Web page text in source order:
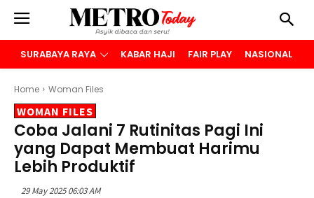
SURABAYA RAYA KABAR HAJI FAIR PLAY NASIONAL
Home Woman Files
WOMAN FILES
Coba Jalani 7 Rutinitas Pagi Ini
yang Dapat Membuat Harimu
Lebih Produktif
29 May 2025 06:03 AM